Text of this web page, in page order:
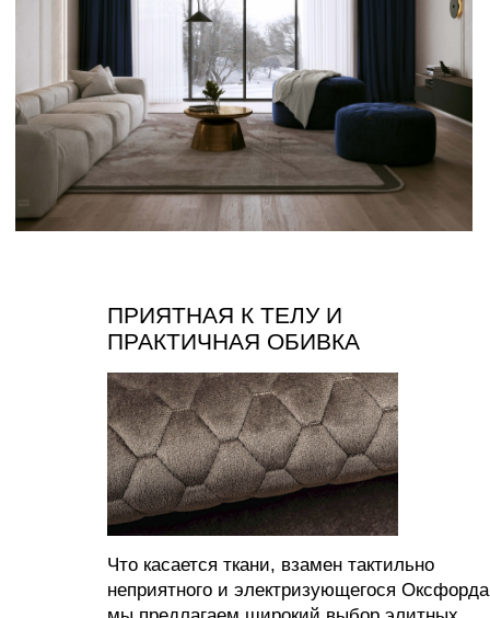
Создание сайта: shilkina_art
СОЗДАВАЙТЕ УЮТ С НАМИ
ИП Муродова Ксения Уткировна
ОГРНИП 320565800068042
Все материалы, размещенные на этом сайте, защищены законом об авторских
правах. Копирование, воспроизведение, распространение или модификация любой
информации с этого сайта без письменного разрешения владельца авторских прав
строго запрещены.
Политика конфиденциальности
Каталог Медиаприсутствие